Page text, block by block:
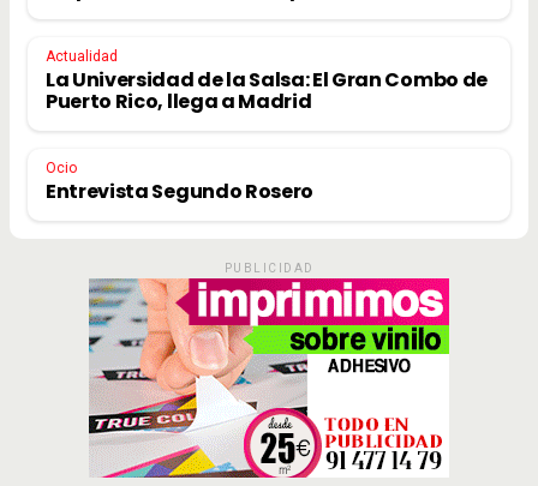
Actualidad
La Universidad de la Salsa: El Gran Combo de
Puerto Rico, llega a Madrid
Ocio
Entrevista Segundo Rosero
PUBLICIDAD